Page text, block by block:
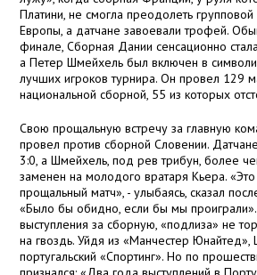
Платини, не смогла преодолеть групповой
Европы, а датчане завоевали трофей.
финале, Сборная Дании сенсационно
а Петер Шмейхель был включен в
лучших игроков турнира. Он провел 129
национальной сборной, 55 из которых
Свою прощальную встречу за главную
провел против сборной Словении.
3:0, а Шмейхель, под рев трибун, более
заменен на молодого вратаря Кьера.
прощальный матч», - улыбаясь, сказал
«Было бы обидно, если бы мы
выступления за сборную, «подлиза» не
на гвоздь. Уйдя из «Манчестер
португальский «Спортинг». Но по